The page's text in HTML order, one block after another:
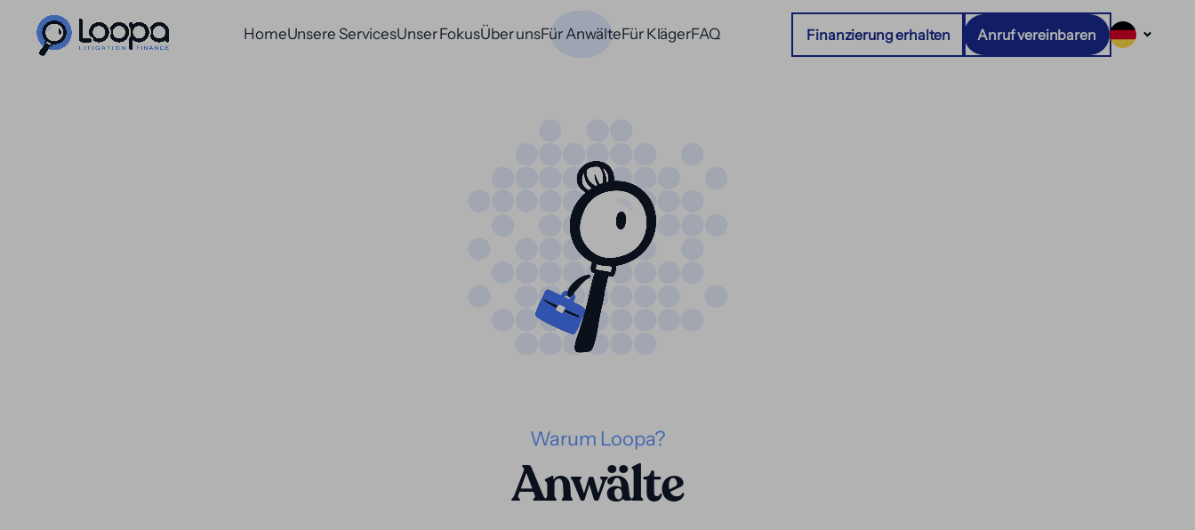
HomeUnsere ServicesUnser FokusÜber unsFür AnwälteFür KlägerFAQ Finanzierung erhalten Anruf vereinbaren
Warum Loopa?
Anwälte